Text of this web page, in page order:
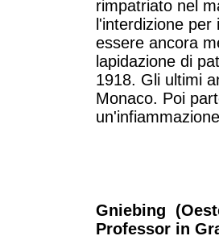
rimpatriato nel
l'interdizione
essere ancora
lapidazione di
1918. Gli ultimi
Monaco. Poi
Gniebing
Professor in